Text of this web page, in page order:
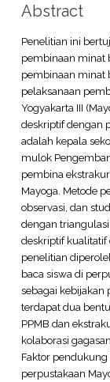
Abstract
Penelitian ini
pembinaan minat
pembinaan minat
pelaksanaan
Yogyakarta III
deskriptif dengan
adalah kepala
mulok
pembina
Mayoga. Metode
observasi, dan
dengan
deskriptif kualitatif
penelitian
baca siswa di
sebagai kebijakan
terdapat dua
PPMB dan
kolaborasi
Faktor
perpustakaan